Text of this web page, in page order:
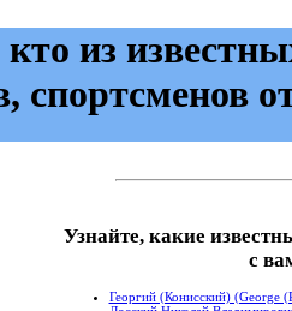
кто из
спортсменов
Узнайте, какие
с
Георгий (Конисский) (George